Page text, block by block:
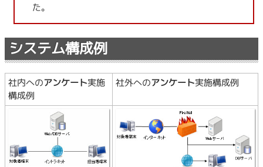
た。
システム構成例
社内へのアンケート実施
構成例
社外へのアンケート実施構成例